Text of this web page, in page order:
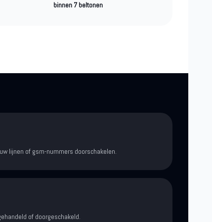
binnen 7 beltonen
lijnen of gsm-nummers doorschakelen.
of doorgeschakeld.